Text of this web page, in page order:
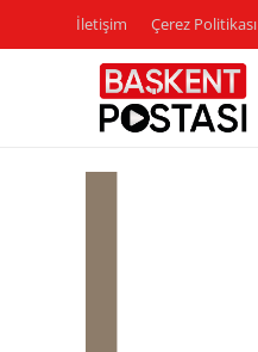
İletişim Çerez Politikası